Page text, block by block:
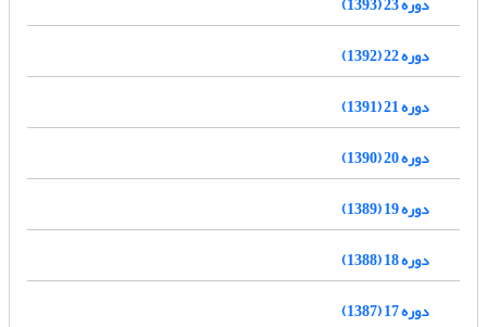
دوره 22 (1392)
دوره 21 (1391)
دوره 20 (1390)
دوره 19 (1389)
دوره 18 (1388)
دوره 17 (1387)